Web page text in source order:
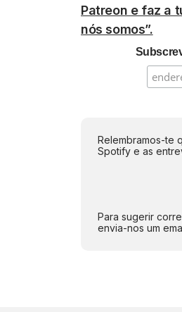
Patreon e faz a
nós somos”.
Relembramos-te
Spotify e as
Para sugerir
envia-nos um